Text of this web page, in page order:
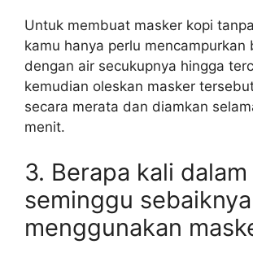
Untuk membuat masker kopi
kamu hanya perlu mencampurkan
dengan air secukupnya hingga
kemudian oleskan masker
secara merata dan diamkan
menit.
3. Berapa kali dalam
seminggu sebaiknya
menggunakan